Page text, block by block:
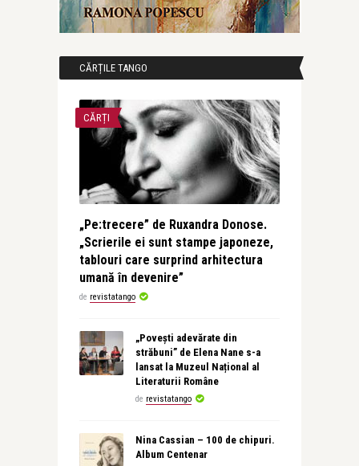
CĂRȚILE TANGO
CĂRȚI
„Pe:trecere” de Ruxandra Donose.
„Scrierile ei sunt stampe japoneze,
tablouri care surprind arhitectura
umană în devenire”
de revistatango
„Povești adevărate din
străbuni” de Elena Nane s-a
lansat la Muzeul Național al
Literaturii Române
de revistatango
Nina Cassian – 100 de chipuri.
Album Centenar